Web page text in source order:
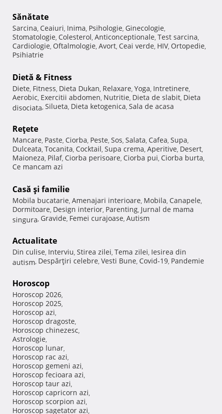
Sănătate
Sarcina, Ceaiuri, Inima, Psihologie, Ginecologie,
Stomatologie, Colesterol, Anticonceptionale, Test sarcina,
Cardiologie, Oftalmologie, Avort, Ceai verde, HIV, Ortopedie,
Psihiatrie
Dietă & Fitness
Diete, Fitness, Dieta Dukan, Relaxare, Yoga, Intretinere,
Aerobic, Exercitii abdomen, Nutritie, Dieta de slabit, Dieta
disociata, Silueta, Dieta ketogenica, Sala de acasa
Reţete
Mancare, Paste, Ciorba, Peste, Sos, Salata, Cafea, Supa,
Dulceata, Tocanita, Cocktail, Supa crema, Aperitive, Desert,
Maioneza, Pilaf, Ciorba perisoare, Ciorba pui, Ciorba burta,
Ce mancam azi
Casă şi familie
Mobila bucatarie, Amenajari interioare, Mobila, Canapele,
Dormitoare, Design interior, Parenting, Jurnal de mama
singura, Gravide, Femei curajoase, Autism
Actualitate
Din culise, Interviu, Stirea zilei, Tema zilei, Iesirea din
autism, Despărţiri celebre, Vesti Bune, Covid-19, Pandemie
Horoscop
Horoscop 2026,
Horoscop 2025,
Horoscop azi,
Horoscop dragoste,
Horoscop chinezesc,
Astrologie,
Horoscop lunar,
Horoscop rac azi,
Horoscop gemeni azi,
Horoscop fecioara azi,
Horoscop taur azi,
Horoscop capricorn azi,
Horoscop scorpion azi,
Horoscop sagetator azi,